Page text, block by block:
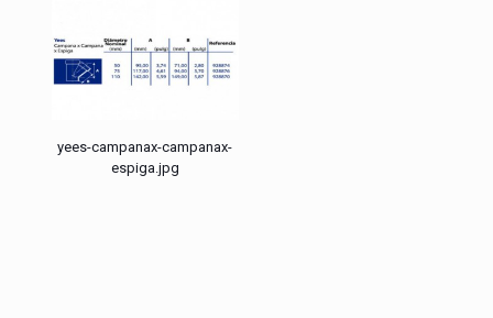
yees-campanax-campanax-
espiga.jpg